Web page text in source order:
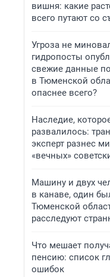
вишня: какие
всего путают со
Угроза не
гидропосты
свежие данные
в Тюменской
опаснее всего?
Наследие,
развалилось:
эксперт разнес
«вечных»
Машину и двух
в канаве, один
Тюменской
расследуют
Что мешает
пенсию: список
ошибок